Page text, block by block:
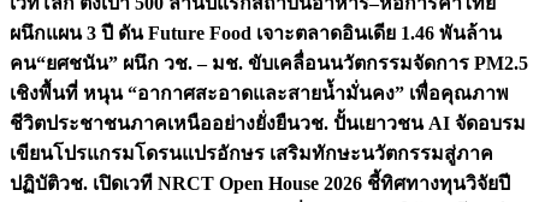
ผนึกแผน 3 ปี ดัน Future Food เจาะตลาดอินเดีย 1.46 พันล้าน
คน“ยศชนัน” ผนึก วช. – มช. ขับเคลื่อนนวัตกรรมจัดการ PM2.5
เชิงพื้นที่ หนุน “อากาศสะอาดและสายน้ำมั่นคง” เพื่อคุณภาพ
ชีวิตประชาชนภาคเหนืออย่างยั่งยืนวช. ปั้นเยาวชน AI จัดอบรม
เขียนโปรแกรมโดรนแปรอักษร เสริมทักษะนวัตกรรมสู่ภาค
ปฏิบัติวช. เปิดเวที NRCT Open House 2026 ชี้ทิศทางทุนวิจัยปี